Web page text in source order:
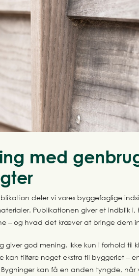
med
deler vi vores byggefaglige
Publikationen giver et indblik
– og hvad det kræver at bringe dem
giver god mening. Ikke kun i forhold til
kan tilføre noget ekstra til byggeriet –
kan få en anden tyngde, når